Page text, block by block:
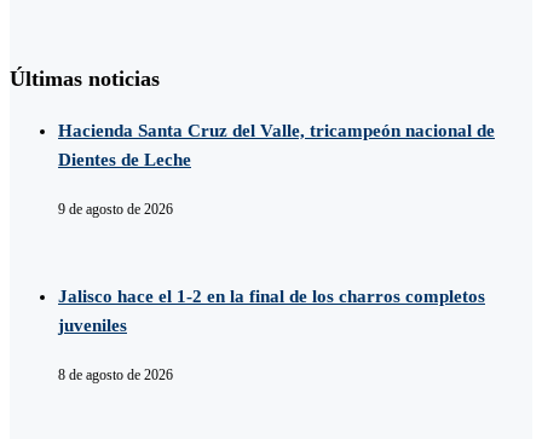
Últimas noticias
Hacienda Santa Cruz del Valle, tricampeón nacional de
Dientes de Leche
9 de agosto de 2026
Jalisco hace el 1-2 en la final de los charros completos
juveniles
8 de agosto de 2026